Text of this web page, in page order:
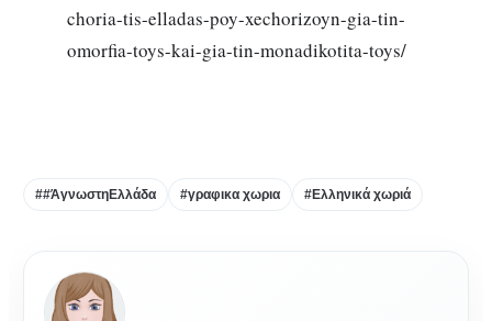
choria-tis-elladas-poy-xechorizoyn-gia-tin-
omorfia-toys-kai-gia-tin-monadikotita-toys/
##ΆγνωστηΕλλάδα #γραφικα χωρια #Ελληνικά χωριά